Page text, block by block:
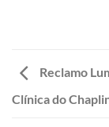
Reclamo
Clínica do